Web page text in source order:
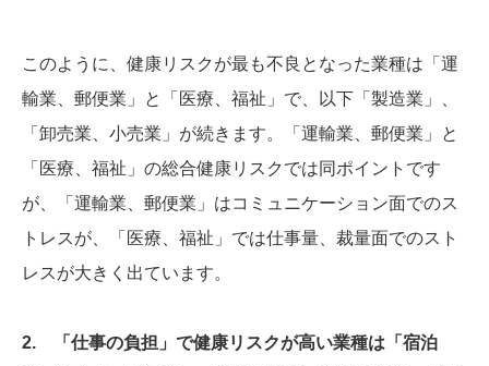
このように、健康リスクが最も不良となった業種は「運
輸業、郵便業」と「医療、福祉」で、以下「製造業」、
「卸売業、小売業」が続きます。「運輸業、郵便業」と
「医療、福祉」の総合健康リスクでは同ポイントです
が、「運輸業、郵便業」はコミュニケーション面でのス
トレスが、「医療、福祉」では仕事量、裁量面でのスト
レスが大きく出ています。
2. 「仕事の負担」で健康リスクが高い業種は「宿泊